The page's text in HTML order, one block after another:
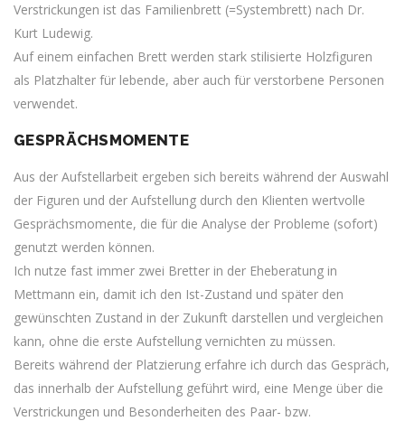
Verstrickungen ist das Familienbrett (=Systembrett) nach Dr.
Kurt Ludewig.
Auf einem einfachen Brett werden stark stilisierte Holzfiguren
als Platzhalter für lebende, aber auch für verstorbene Personen
verwendet.
GESPRÄCHSMOMENTE
Aus der Aufstellarbeit ergeben sich bereits während der Auswahl
der Figuren und der Aufstellung durch den Klienten wertvolle
Gesprächsmomente, die für die Analyse der Probleme (sofort)
genutzt werden können.
Ich nutze fast immer zwei Bretter in der Eheberatung in
Mettmann ein, damit ich den Ist-Zustand und später den
gewünschten Zustand in der Zukunft darstellen und vergleichen
kann, ohne die erste Aufstellung vernichten zu müssen.
Bereits während der Platzierung erfahre ich durch das Gespräch,
das innerhalb der Aufstellung geführt wird, eine Menge über die
Verstrickungen und Besonderheiten des Paar- bzw.